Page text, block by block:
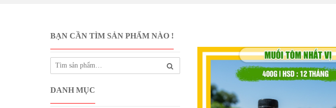
BẠN CẦN TÌM SẢN PHẨM NÀO !
DANH MỤC